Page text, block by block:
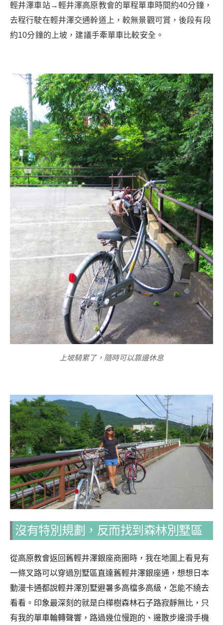
輕井澤車站→輕井澤高原教會的單程單車時間約40分鐘，
去程行駛在輕井澤交通幹道上，較無景觀可賞，後段有段
約10分鐘的上坡，建議手牽單車比較安全。
上坡騎累了，隨時可以靠邊休息
沒有特別規劃，反而找到森林別墅區
從高原教會返回舊輕井澤銀座商圈時，我在地圖上看見有
一條叉路可以穿過別墅區直達舊輕井澤銀座通，想想日本
動漫卡通都說輕井澤別墅避暑多高檔多高級，怎能不繞去
看看。印象最深刻的就是白樺樹森林石子路寂靜無比，只
有我的單車輪轉聲響，路過幾位慢跑的、邊散步邊滑手機